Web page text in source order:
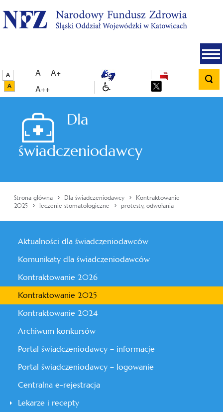
A
A+
A++
Dla
świadczeniodawcy
Strona główna › Dla świadczeniodawcy › Kontraktowanie
2025
› leczenie stomatologiczne › protesty, odwołania
Aktualności dla świadczeniodawców
Komunikaty dla świadczeniodawców
Kontraktowanie 2026
Kontraktowanie 2025
Kontraktowanie 2024
Archiwum konkursów
Portal świadczeniodawcy – informacje
Portal świadczeniodawcy – logowanie
Centralna e-rejestracja
Lekarze i recepty